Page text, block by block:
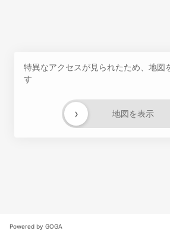
特異なアクセスが見られたため、地図
す
地図を表示
›
Powered by GOGA